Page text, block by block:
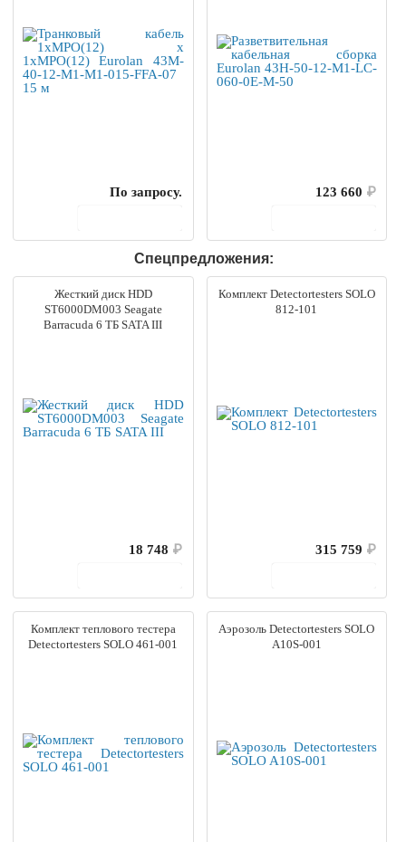
По запросу.
123 660 ₽
Спецпредложения:
Жесткий диск HDD
ST6000DM003 Seagate
Barracuda 6 ТБ SATA III
18 748 ₽
Комплект Detectortesters SOLO
812-101
315 759 ₽
Комплект теплового тестера
Detectortesters SOLO 461-001
Аэрозоль Detectortesters SOLO
A10S-001